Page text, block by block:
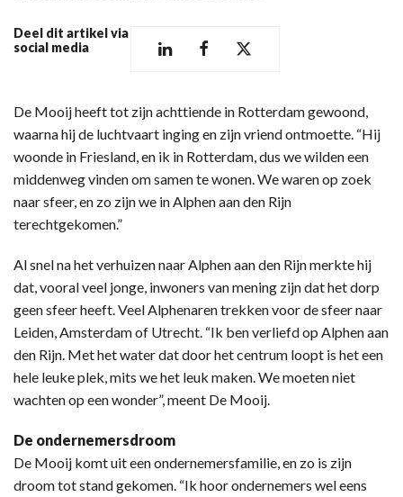
Deel dit artikel via
social media
De Mooij heeft tot zijn achttiende in Rotterdam gewoond,
waarna hij de luchtvaart inging en zijn vriend ontmoette. “Hij
woonde in Friesland, en ik in Rotterdam, dus we wilden een
middenweg vinden om samen te wonen. We waren op zoek
naar sfeer, en zo zijn we in Alphen aan den Rijn
terechtgekomen.”
Al snel na het verhuizen naar Alphen aan den Rijn merkte hij
dat, vooral veel jonge, inwoners van mening zijn dat het dorp
geen sfeer heeft. Veel Alphenaren trekken voor de sfeer naar
Leiden, Amsterdam of Utrecht. “Ik ben verliefd op Alphen aan
den Rijn. Met het water dat door het centrum loopt is het een
hele leuke plek, mits we het leuk maken. We moeten niet
wachten op een wonder”, meent De Mooij.
De ondernemersdroom
De Mooij komt uit een ondernemersfamilie, en zo is zijn
droom tot stand gekomen. “Ik hoor ondernemers wel eens